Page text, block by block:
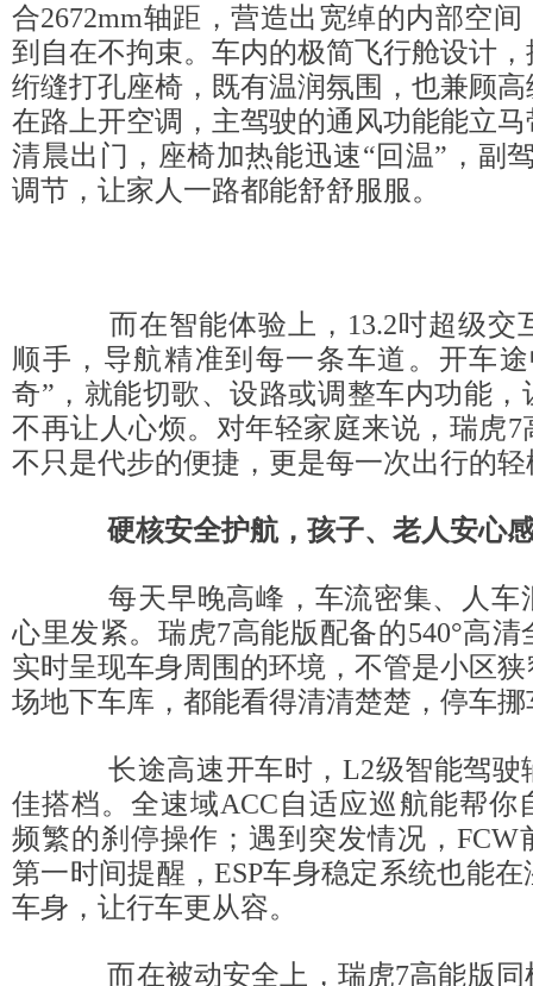
合2672mm轴距，营造出宽绰的内部空
到自在不拘束。车内的极简飞行舱设计
绗缝打孔座椅，既有温润氛围，也兼顾
在路上开空调，主驾驶的通风功能能立
清晨出门，座椅加热能迅速“回温”，副
调节，让家人一路都能舒舒服服。
而在智能体验上，13.2吋超级交
顺手，导航精准到每一条车道。开车
奇”，就能切歌、设路或调整车内功能，
不再让人心烦。对年轻家庭来说，瑞虎7
不只是代步的便捷，更是每一次出行的
硬核安全护航，孩子、老人安心
每天早晚高峰，车流密集、人车
心里发紧。瑞虎7高能版配备的540°高
实时呈现车身周围的环境，不管是小区
场地下车库，都能看得清清楚楚，停车
长途高速开车时，L2级智能驾驶
佳搭档。全速域ACC自适应巡航能帮你
频繁的刹停操作；遇到突发情况，FCW
第一时间提醒，ESP车身稳定系统也能
车身，让行车更从容。
而在被动安全上，瑞虎7高能版同